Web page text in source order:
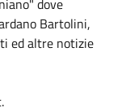
Bartolini,
ed altre notizie